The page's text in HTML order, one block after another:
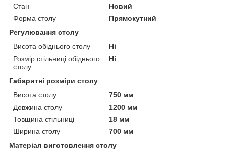
Стан
Новий
Форма столу
Прямокутний
Регулювання столу
Висота обіднього столу
Ні
Розмір стільниці обіднього
столу
Ні
Габаритні розміри столу
Висота столу
750 мм
Довжина столу
1200 мм
Товщина стільниці
18 мм
Ширина столу
700 мм
Матеріал виготовлення столу